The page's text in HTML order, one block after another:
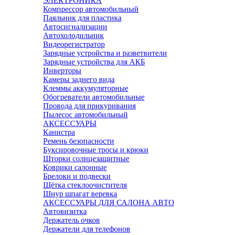
Компрессор автомобильный
Паяльник для пластика
Автосигнализации
Автохолодильник
Видеорегистратор
Зарядные устройства и разветвители
Зарядные устройства для АКБ
Инверторы
Камеры заднего вида
Клеммы аккумуляторные
Обогреватели автомобильные
Провода для прикуривания
Пылесос автомобильный
АКСЕССУАРЫ
Канистра
Ремень безопасности
Буксировочные тросы и крюки
Шторки солнцезащитные
Коврики салонные
Брелоки и подвески
Щётка стеклоочистителя
Шнур шпагат веревка
АКСЕССУАРЫ ДЛЯ САЛОНА АВТО
Автовизитка
Держатель очков
Держатели для телефонов